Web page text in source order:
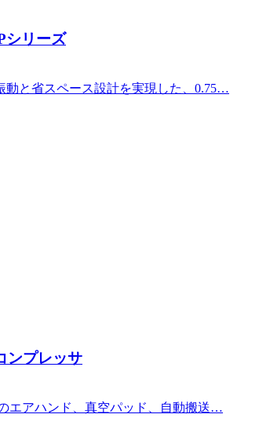
シリーズ
動と省スペース設計を実現した、0.75…
ンプレッサ
エアハンド、真空パッド、自動搬送…